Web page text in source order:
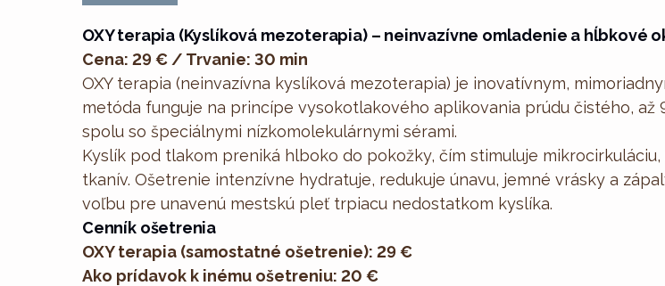
OXY terapia (Kyslíková mezoterapia) – neinvazívne omladenie a hĺbkové
Cena: 29 € / Trvanie: 30 min
OXY terapia (neinvazívna kyslíková mezoterapia) je inovatívnym,
metóda funguje na princípe vysokotlakového aplikovania prúdu čistého,
spolu so špeciálnymi nízkomolekulárnymi sérami.
Kyslík pod tlakom preniká hlboko do pokožky, čím stimuluje
tkanív. Ošetrenie intenzívne hydratuje, redukuje únavu, jemné vrásky a
voľbu pre unavenú mestskú pleť trpiacu nedostatkom kyslíka.
Cenník ošetrenia
OXY terapia (samostatné ošetrenie): 29 €
Ako prídavok k inému ošetreniu: 20 €